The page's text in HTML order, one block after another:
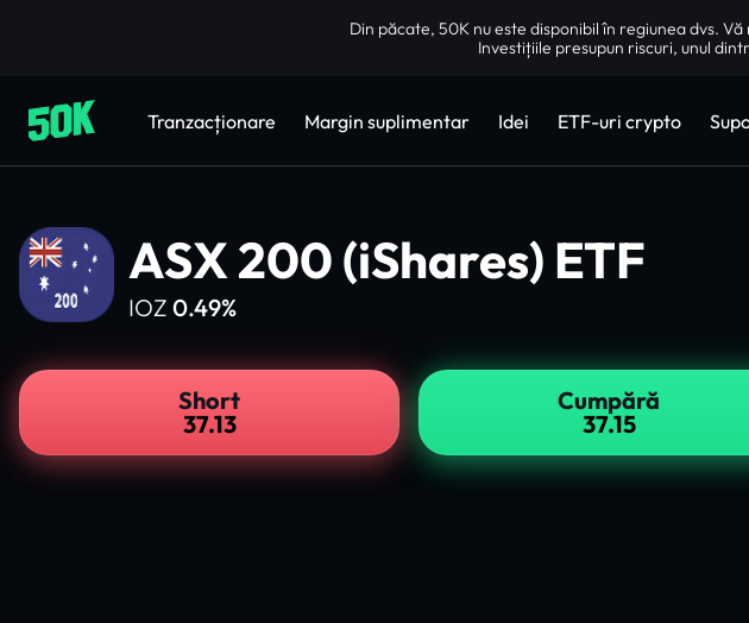
Din păcate, 50K nu este disponibil în regiunea dvs.
Investițiile presupun riscuri, unul
Tranzacționare Margin suplimentar Idei ETF-uri crypto
ASX 200 (iShares) ETF
IOZ 0.49%
Short
37.13
Cumpără
37.15